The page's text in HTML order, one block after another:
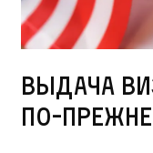
Выдача
по-